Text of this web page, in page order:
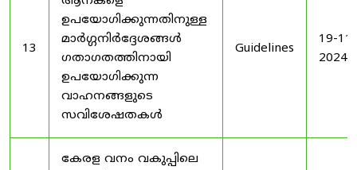
13
ഉപയോഗിക്കുന്നതിനുള്ള
മാർഗ്ഗനിർദ്ദേശങ്ങൾ
ഗതാഗതത്തിനായി
ഉപയോഗിക്കുന്ന
വാഹനങ്ങളുടെ
സവിശേഷതകൾ
Guidelines
19-11-
2024
കേരള വനം വകുപ്പിലെ